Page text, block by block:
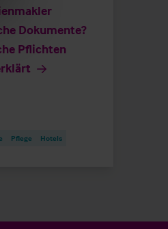
Dokumente?
Pflichten
Pflege Hotels